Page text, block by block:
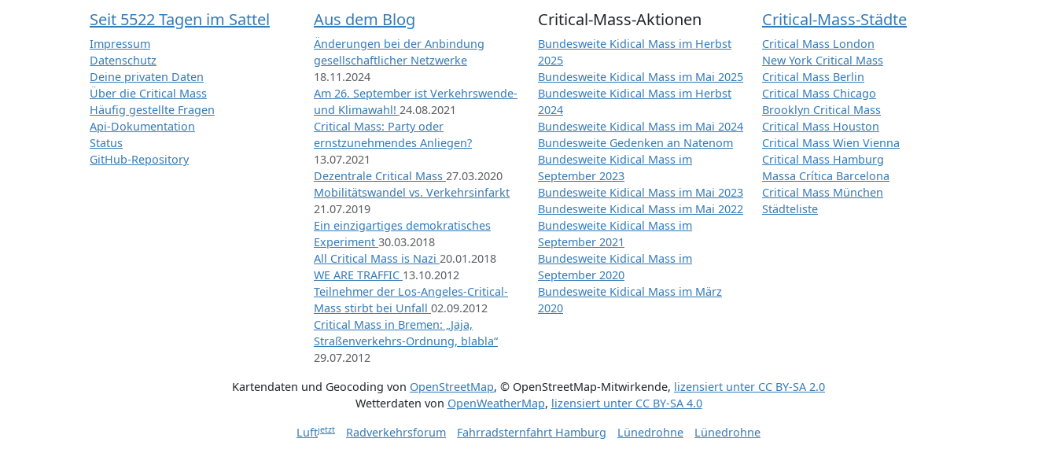
Seit 5522 Tagen im Sattel
Impressum
Datenschutz
Deine privaten Daten
Über die Critical Mass
Häufig gestellte Fragen
Api-Dokumentation
Status
GitHub-Repository
Aus dem Blog
Änderungen bei der Anbindung
gesellschaftlicher Netzwerke
18.11.2024
Am 26. September ist Verkehrswende-
und Klimawahl! 24.08.2021
Critical Mass: Party oder
ernstzunehmendes Anliegen?
13.07.2021
Dezentrale Critical Mass 27.03.2020
Mobilitätswandel vs. Verkehrsinfarkt
21.07.2019
Ein einzigartiges demokratisches
Experiment 30.03.2018
All Critical Mass is Nazi 20.01.2018
WE ARE TRAFFIC 13.10.2012
Teilnehmer der Los-Angeles-Critical-
Mass stirbt bei Unfall 02.09.2012
Critical Mass in Bremen: „Jaja,
Straßenverkehrs-Ordnung, blabla“
29.07.2012
Critical-Mass-Aktionen
Bundesweite Kidical Mass im Herbst
2025
Bundesweite Kidical Mass im Mai 2025
Bundesweite Kidical Mass im Herbst
2024
Bundesweite Kidical Mass im Mai 2024
Bundesweite Gedenken an Natenom
Bundesweite Kidical Mass im
September 2023
Bundesweite Kidical Mass im Mai 2023
Bundesweite Kidical Mass im Mai 2022
Bundesweite Kidical Mass im
September 2021
Bundesweite Kidical Mass im
September 2020
Bundesweite Kidical Mass im März
2020
Critical-Mass-Städte
Critical Mass London
New York Critical Mass
Critical Mass Berlin
Critical Mass Chicago
Brooklyn Critical Mass
Critical Mass Houston
Critical Mass Wien Vienna
Critical Mass Hamburg
Massa Crítica Barcelona
Critical Mass München
Städteliste
Kartendaten und Geocoding von OpenStreetMap, © OpenStreetMap-Mitwirkende, lizensiert unter CC BY-SA 2.0
Wetterdaten von OpenWeatherMap, lizensiert unter CC BY-SA 4.0
Luftjetzt Radverkehrsforum Fahrradsternfahrt Hamburg Lünedrohne Lünedrohne